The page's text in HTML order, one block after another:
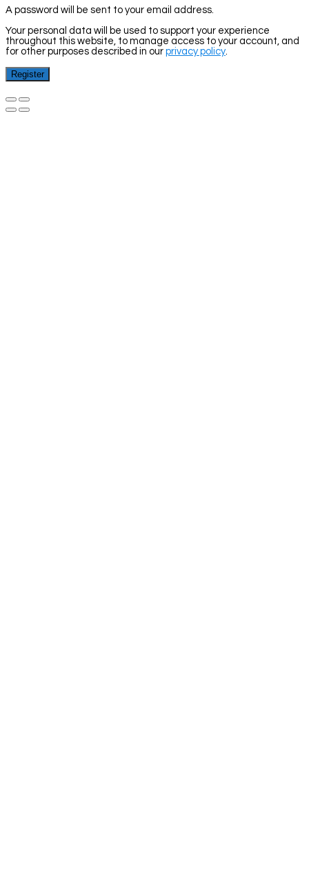
A password will be sent to your email address.
Your personal data will be used to support your experience
throughout this website, to manage access to your account, and
for other purposes described in our privacy policy
Register